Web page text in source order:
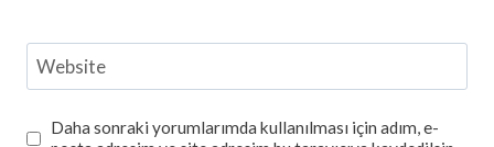
Website
Daha sonraki yorumlarımda kullanılması için adım, e-